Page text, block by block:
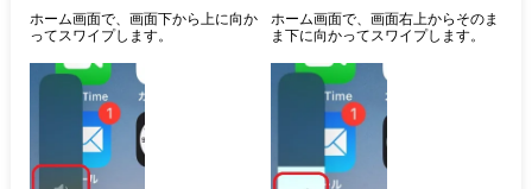
ホーム画面で、画面下から上に向か
ってスワイプします。
ホーム画面で、画面右上からそのま
ま下に向かってスワイプします。